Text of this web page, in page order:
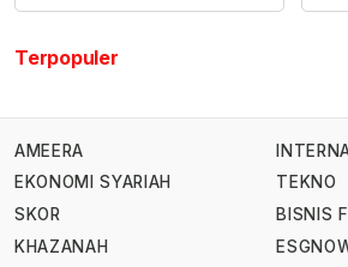
Terpopuler
AMEERA
EKONOMI SYARIAH
SKOR
KHAZANAH
TEKNO
BISNIS